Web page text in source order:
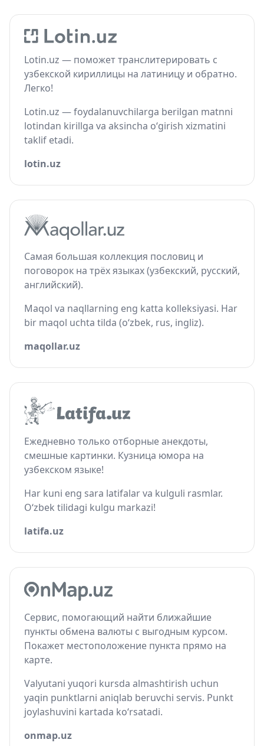
Lotin.uz — поможет транслитерировать с
узбекской кириллицы на латиницу и обратно.
Легко!
Lotin.uz — foydalanuvchilarga berilgan matnni
lotindan kirillga va aksincha o‘girish xizmatini
taklif etadi.
lotin.uz
Самая большая коллекция пословиц и
поговорок на трёх языках (узбекский, русский,
английский).
Maqol va naqllarning eng katta kolleksiyasi. Har
bir maqol uchta tilda (o‘zbek, rus, ingliz).
maqollar.uz
Ежедневно только отборные анекдоты,
смешные картинки. Кузница юмора на
узбекском языке!
Har kuni eng sara latifalar va kulguli rasmlar.
O‘zbek tilidagi kulgu markazi!
latifa.uz
Сервис, помогающий найти ближайшие
пункты обмена валюты с выгодным курсом.
Покажет местоположение пункта прямо на
карте.
Valyutani yuqori kursda almashtirish uchun
yaqin punktlarni aniqlab beruvchi servis. Punkt
joylashuvini kartada ko‘rsatadi.
onmap.uz